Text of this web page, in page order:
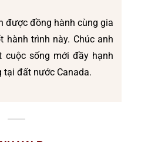
được đồng hành cùng gia
hành trình này. Chúc anh
cuộc sống mới đầy hạnh
tại đất nước Canada.